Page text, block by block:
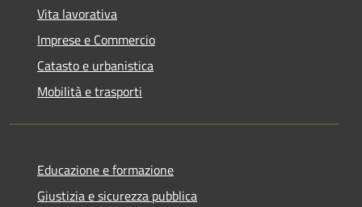
Vita lavorativa
Imprese e Commercio
Catasto e urbanistica
Mobilità e trasporti
Educazione e formazione
Giustizia e sicurezza pubblica